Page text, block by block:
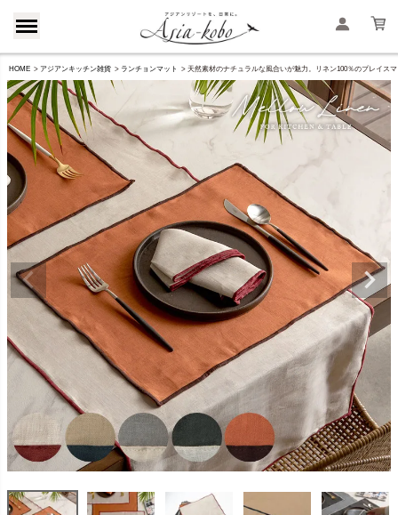
HOME アジアンキッチン雑貨 ランチョンマット 天然素材のナチュラルな風合いが魅力。リネン100％のプレイスマ